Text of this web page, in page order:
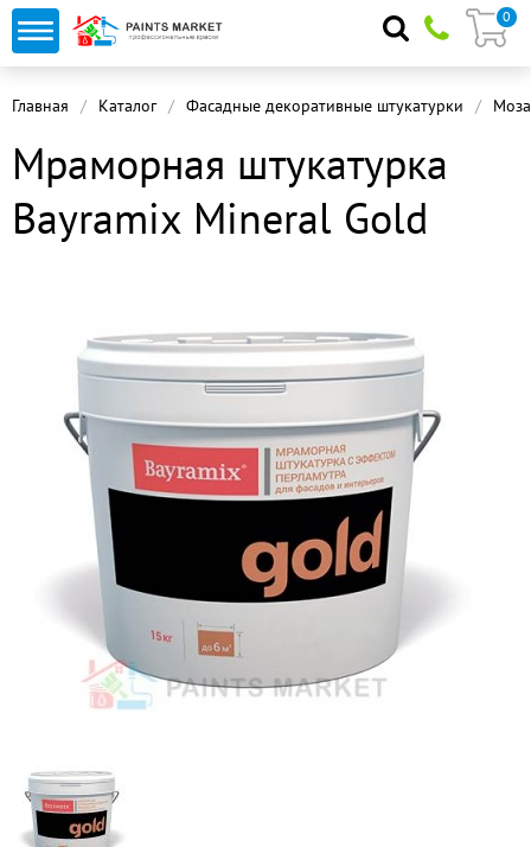
0
Главная Каталог Фасадные декоративные штукатурки
Мраморная штукатурка
Bayramix Mineral Gold